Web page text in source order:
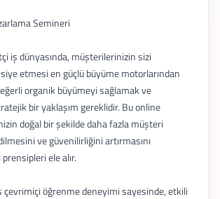
Semineri
iş dünyasında, müşterilerinizin sizi
etmesi en güçlü büyüme motorlarından
organik büyümeyi sağlamak ve
bir yaklaşım gereklidir. Bu online
doğal bir şekilde daha fazla müşteri
ve güvenilirliğini artırmasını
ele alır.
çevrimiçi öğrenme deneyimi sayesinde, etkili